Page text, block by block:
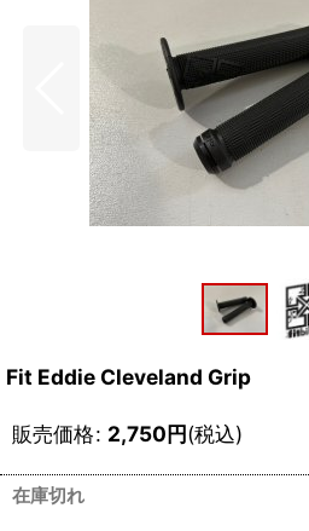
Fit Eddie Cleveland Grip
販売価格: 2,750円(税込)
在庫切れ